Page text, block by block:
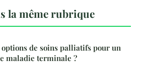
la même rubrique
de soins palliatifs pour un
maladie terminale ?